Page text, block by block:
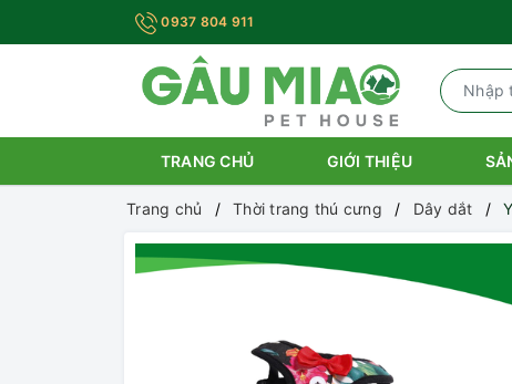
0937 804 911
TRANG CHỦ GIỚI THIỆU
Trang chủ Thời trang thú cưng Dây dắt